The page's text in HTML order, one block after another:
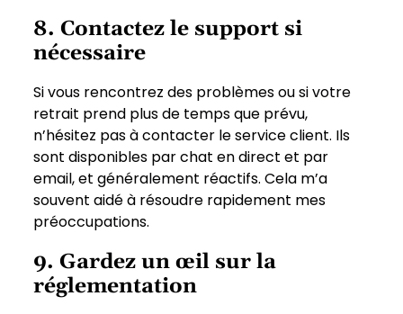
8. Contactez le support si
nécessaire
Si vous rencontrez des problèmes ou si votre
retrait prend plus de temps que prévu,
n’hésitez pas à contacter le service client. Ils
sont disponibles par chat en direct et par
email, et généralement réactifs. Cela m’a
souvent aidé à résoudre rapidement mes
préoccupations.
9. Gardez un œil sur la
réglementation